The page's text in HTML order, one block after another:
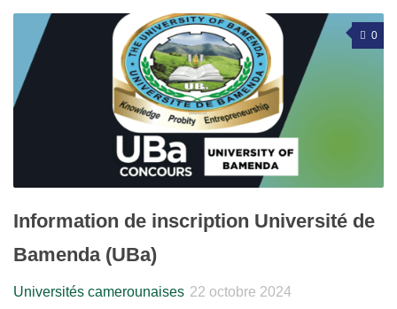
0
Information de inscription Université de
Bamenda (UBa)
Universités camerounaises 22 octobre 2024